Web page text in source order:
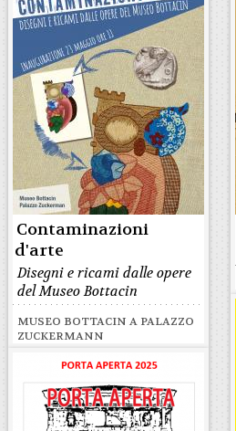
Contaminazioni
d'arte
Disegni e ricami dalle opere
del Museo Bottacin
MUSEO BOTTACIN A PALAZZO
ZUCKERMANN